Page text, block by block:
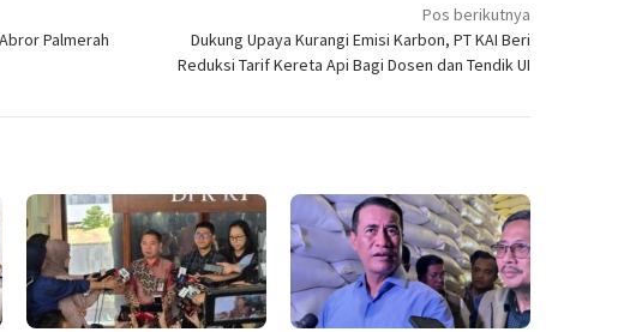
Palmerah
Pos berikutnya
Dukung Upaya Kurangi Emisi Karbon, PT KAI Beri
Reduksi Tarif Kereta Api Bagi Dosen dan Tendik UI